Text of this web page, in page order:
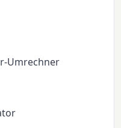
Umrechner